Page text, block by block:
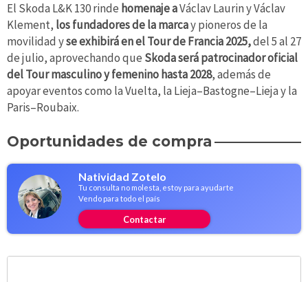
El Skoda L&K 130 rinde homenaje aVáclav Laurin y Václav
Klement, los fundadores de la marcay pioneros de la
movilidad yse exhibirá en el Tour de Francia 2025,del 5 al 27
de julio, aprovechando que Skoda será patrocinador oficial
del Tour masculino y femenino hasta 2028, además de
apoyar eventos como la Vuelta, la Lieja–Bastogne–Lieja y la
Paris–Roubaix.
Oportunidades de compra
Natividad Zotelo
Tu consulta no molesta, estoy para ayudarte
Vendo para todo el país
Contactar